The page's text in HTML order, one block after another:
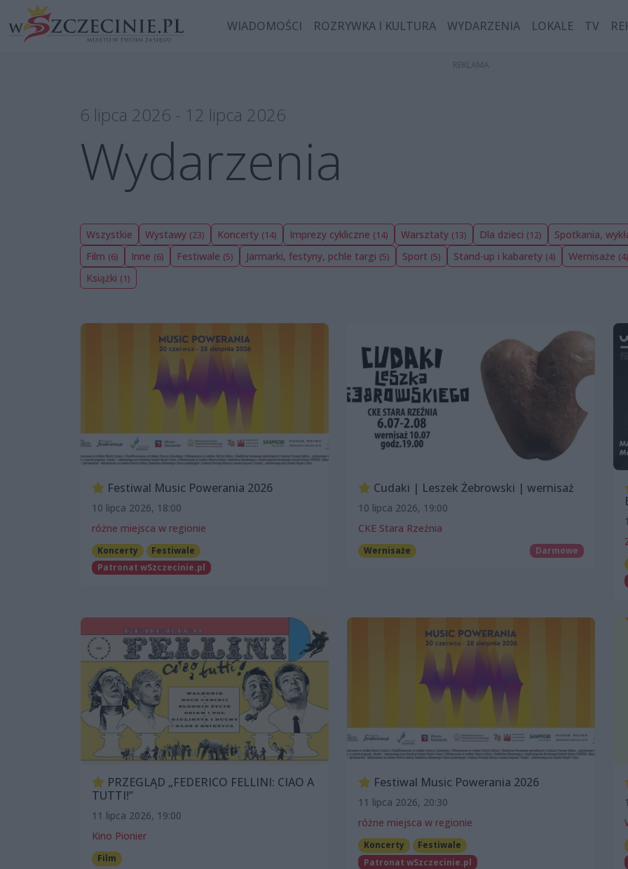
WIADOMOŚCI ROZRYWKA I KULTURA WYDARZENIA LOKALE TV
6 lipca 2026 - 12 lipca 2026
Wydarzenia
Wszystkie Wystawy (23) Koncerty (14) Imprezy cykliczne (14) Warsztaty (13) Dla dzieci (12) Spotkania,
Film (6) Inne (6) Festiwale (5) Jarmarki, festyny, pchle targi (5) Sport (5) Stand-up i kabarety (4) Wernisaże (4)
Książki (1)
Festiwal Music Powerania 2026
10 lipca 2026, 18:00
różne miejsca w regionie
Koncerty
Festiwale
Patronat wSzczecinie.pl
Cudaki | Leszek Żebrowski | wernisaż
10 lipca 2026, 19:00
CKE Stara Rzeźnia
Wernisaże Darmowe
PRZEGLĄD „FEDERICO FELLINI: CIAO A
TUTTI!”
11 lipca 2026, 19:00
Kino Pionier
Film
Festiwal Music Powerania 2026
11 lipca 2026, 20:30
różne miejsca w regionie
Koncerty
Festiwale
Patronat wSzczecinie.pl